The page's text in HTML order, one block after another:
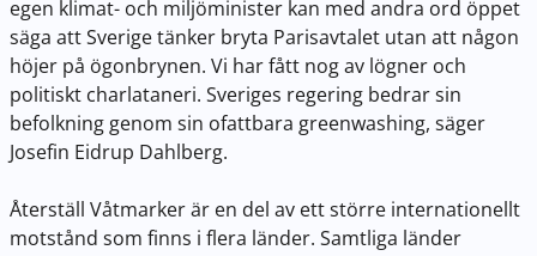
egen klimat- och miljöminister kan med andra ord öppet
säga att Sverige tänker bryta Parisavtalet utan att någon
höjer på ögonbrynen. Vi har fått nog av lögner och
politiskt charlataneri. Sveriges regering bedrar sin
befolkning genom sin ofattbara greenwashing, säger
Josefin Eidrup Dahlberg.
Återställ Våtmarker är en del av ett större internationellt
motstånd som finns i flera länder. Samtliga länder